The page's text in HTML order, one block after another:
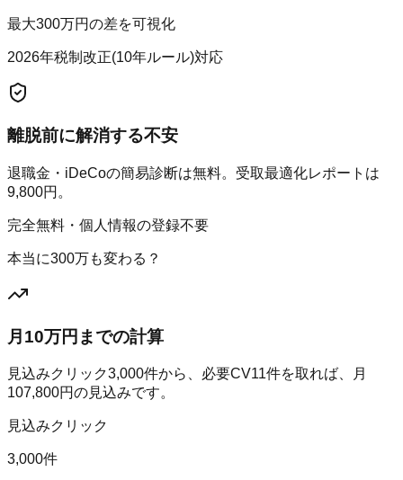
最大300万円の差を可視化
2026年税制改正(10年ルール)対応
離脱前に解消する不安
退職金・iDeCoの簡易診断は無料。受取最適化レポートは
9,800円。
完全無料・個人情報の登録不要
本当に300万も変わる？
月10万円までの計算
見込みクリック3,000件から、必要CV11件を取れば、月
107,800円の見込みです。
見込みクリック
3,000件